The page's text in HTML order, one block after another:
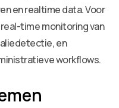
en realtime data. Voor
time monitoring van
en
workflows.